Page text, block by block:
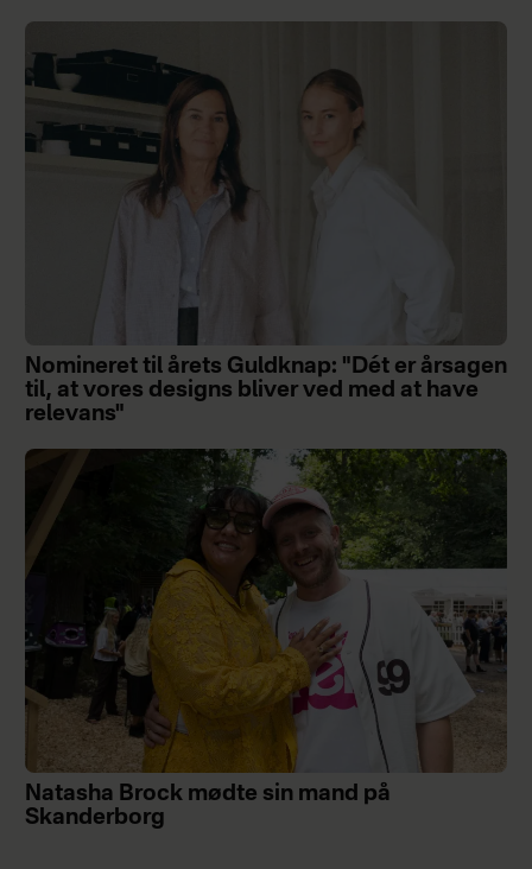
Nomineret til årets Guldknap: "Dét er årsagen
til, at vores designs bliver ved med at have
relevans"
Natasha Brock mødte sin mand på
Skanderborg